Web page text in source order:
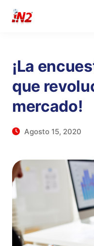
¡La
que
mercado!
Agosto 15, 2020